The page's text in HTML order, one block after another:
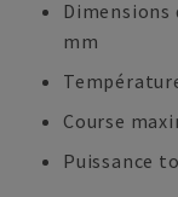
Dimensions
mm
Course
Puissance